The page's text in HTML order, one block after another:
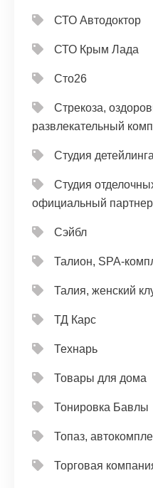
СТО Автодоктор
СТО Крым Лада
Сто26
Стрекоза,
развлекательный
Студия
Студия
официальный партнер
Сэйбл
Талион, SPA-
Талия, женский
ТД Карс
Технарь
Товары для дома
Тонировка Бавлы
Топаз,
Торговая